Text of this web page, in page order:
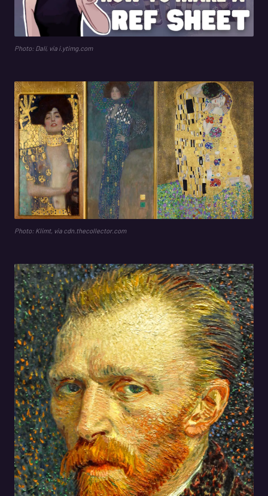
Photo: Dalí, via i.ytimg.com
Photo: Klimt, via cdn.thecollector.com